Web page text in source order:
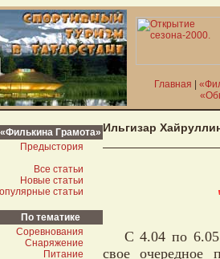
Главная
«Филькина Грамота»
Предыстория
Все статьи
Новые статьи
статьи
По тематике
Соревнования
Снаряжение
Питание
Ильгизар
С 4.04 по
свое очередное